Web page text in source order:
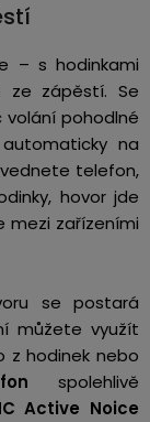
– s hodinkami
ze zápěstí. Se
volání pohodlné
na
telefon,
hovor jde
mezi zařízeními
se postará
můžete využít
z hodinek nebo
spolehlivě
Active Noice